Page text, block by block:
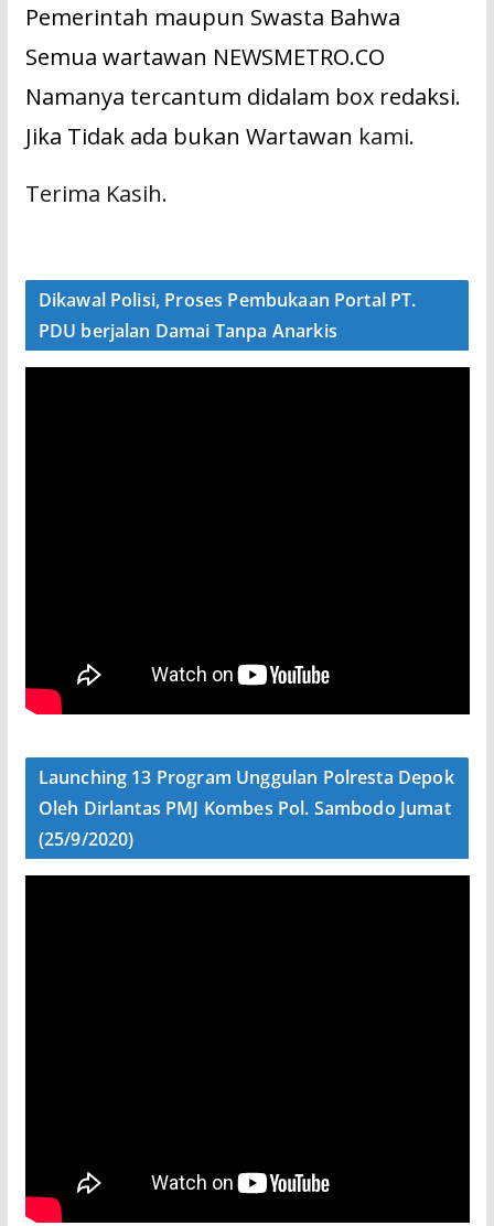
Pemerintah maupun Swasta Bahwa
Semua wartawan NEWSMETRO.CO
Namanya tercantum didalam box redaksi.
Jika Tidak ada bukan Wartawan kami.
Terima Kasih.
Dikawal Polisi, Proses Pembukaan Portal PT.
PDU berjalan Damai Tanpa Anarkis
Launching 13 Program Unggulan Polresta Depok
Oleh Dirlantas PMJ Kombes Pol. Sambodo Jumat
(25/9/2020)